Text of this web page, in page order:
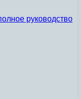
руководство